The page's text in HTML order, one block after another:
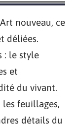
nouveau, ce
déliées.
: le style
et
du vivant.
les feuillages,
détails du